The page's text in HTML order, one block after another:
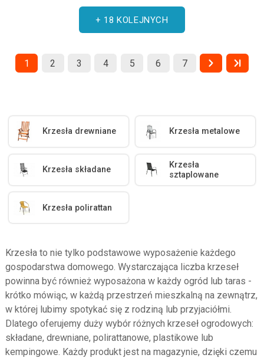
+ 18 KOLEJNYCH
1 2 3 4 5 6 7
Krzesła drewniane Krzesła metalowe
Krzesła składane
Krzesła
sztaplowane
Krzesła polirattan
Krzesła to nie tylko podstawowe wyposażenie każdego
gospodarstwa domowego. Wystarczająca liczba krzeseł
powinna być również wyposażona w każdy ogród lub taras -
krótko mówiąc, w każdą przestrzeń mieszkalną na zewnątrz,
w której lubimy spotykać się z rodziną lub przyjaciółmi.
Dlatego oferujemy duży wybór różnych krzeseł ogrodowych:
składane, drewniane, polirattanowe, plastikowe lub
kempingowe. Każdy produkt jest na magazynie, dzięki czemu